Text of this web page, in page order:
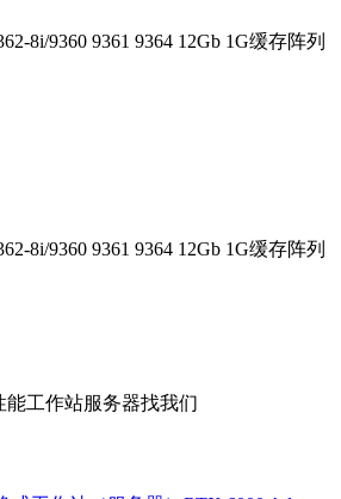
8i/9360 9361 9364 12Gb 1G缓存阵列
8i/9360 9361 9364 12Gb 1G缓存阵列